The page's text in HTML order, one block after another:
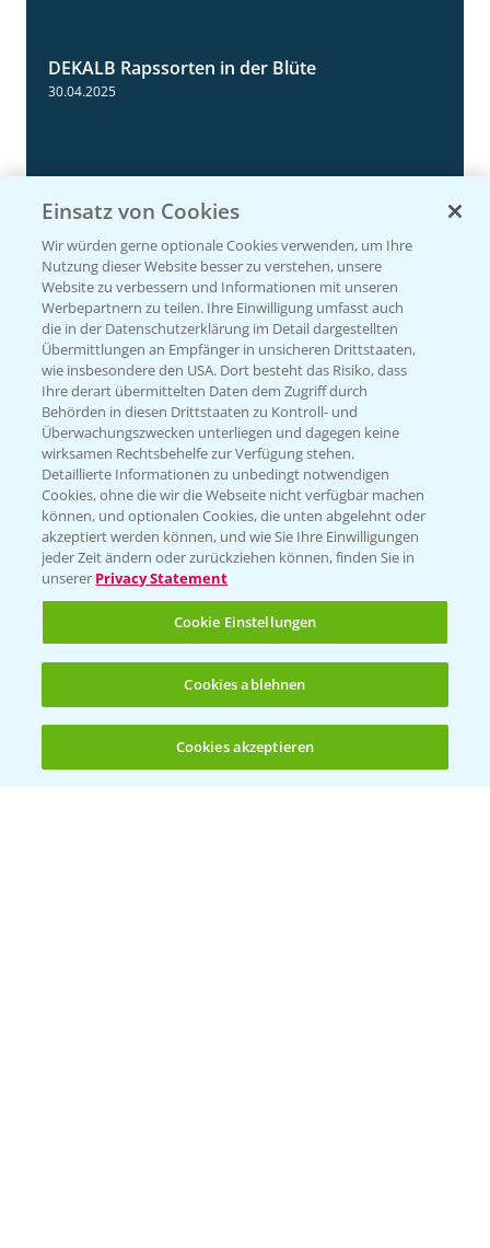
DEKALB Rapssorten in der Blüte
30.04.2025
3:45
Rundgang über die Raps DEMOS
24.03.2025
Standortreport Einbeck Erzhausen - DK
Expose, der Großrahmige!
07.08.2024
(noch 4)
Einsatz von Cookies
Wir würden gerne optionale Cookies verwenden, um Ihre
Nutzung dieser Website besser zu verstehen, unsere
Website zu verbessern und Informationen mit unseren
Werbepartnern zu teilen. Ihre Einwilligung umfasst auch
die in der Datenschutzerklärung im Detail dargestellten
Übermittlungen an Empfänger in unsicheren Drittstaaten,
wie insbesondere den USA. Dort besteht das Risiko, dass
Ihre derart übermittelten Daten dem Zugriff durch
Behörden in diesen Drittstaaten zu Kontroll- und
Überwachungszwecken unterliegen und dagegen keine
wirksamen Rechtsbehelfe zur Verfügung stehen.
Detaillierte Informationen zu unbedingt notwendigen
Cookies, ohne die wir die Webseite nicht verfügbar machen
können, und optionalen Cookies, die unten abgelehnt oder
akzeptiert werden können, und wie Sie Ihre Einwilligungen
jeder Zeit ändern oder zurückziehen können, finden Sie in
unserer Privacy Statement
Cookie Einstellungen
Cookies ablehnen
Cookies akzeptieren